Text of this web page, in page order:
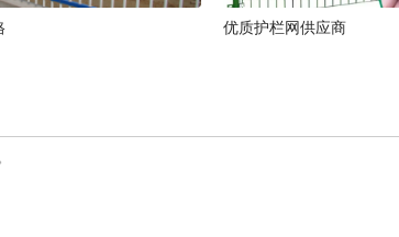
优质护栏网供应商